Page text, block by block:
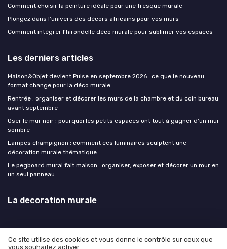
Comment choisir la peinture idéale pour une fresque murale
Plongez dans l'univers des décors africains pour vos murs
Comment intégrer l’hirondelle déco murale pour sublimer vos espaces
Les derniers articles
Maison&Objet devient Pulse en septembre 2026 : ce que le nouveau
format change pour la déco murale
Rentrée : organiser et décorer les murs de la chambre et du coin bureau
avant septembre
Oser le mur noir : pourquoi les petits espaces ont tout à gagner d'un mur
sombre
Lampes champignon : comment ces luminaires sculptent une
décoration murale thématique
Le pegboard mural fait maison : organiser, exposer et décorer un mur en
un seul panneau
La decoration murale
Ce site utilise des cookies et vous donne le contrôle sur ceux que
vous souhaitez activer